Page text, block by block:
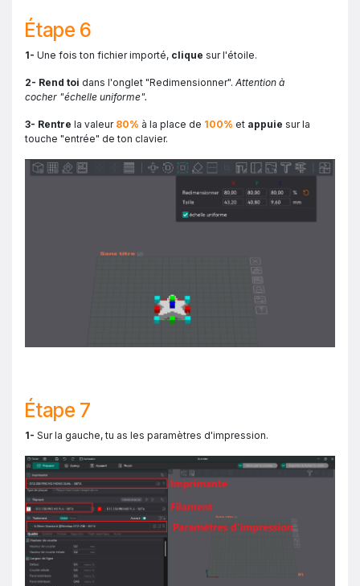
Étape 6
1- Une fois ton fichier importé, clique sur l'étoile.
2- Rend toi dans l'onglet "Redimensionner". Attention à
cocher "échelle uniforme".
3- Rentre la valeur 80% à la place de 100% et appuie sur la
touche "entrée" de ton clavier.
Étape 7
1- Sur la gauche, tu as les paramètres d'impression.